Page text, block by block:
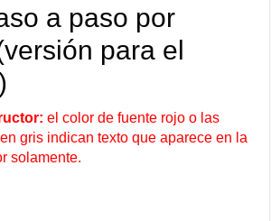
a paso por
para el
el color de fuente rojo o las
gris indican texto que aparece en la
solamente.